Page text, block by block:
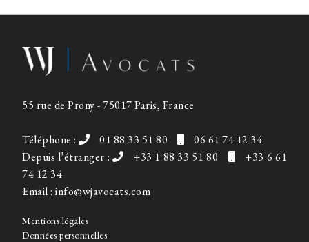
55 rue de Prony - 75017 Paris, France
Téléphone : 01 88 33 51 80
06 61 74 12 34
Depuis l’étranger :
+33 1 88 33 51 80
+33 6 61
74 12 34
Email : info@wjavocats.com
Mentions légales
Données personnelles